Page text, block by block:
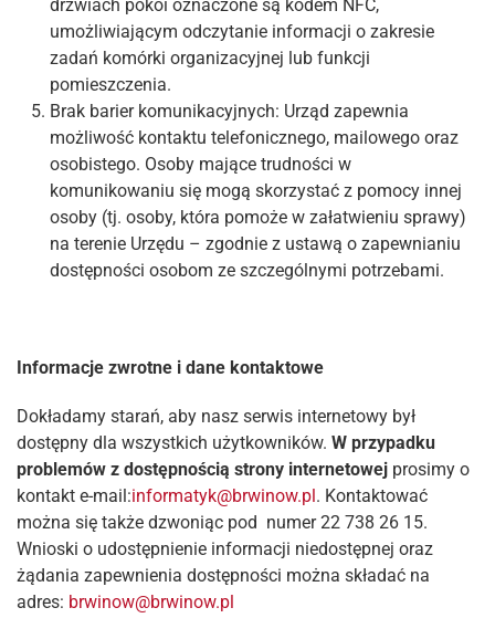
drzwiach pokoi oznaczone są kodem NFC,
umożliwiającym odczytanie informacji o zakresie
zadań komórki organizacyjnej lub funkcji
pomieszczenia.
Brak barier komunikacyjnych: Urząd zapewnia
możliwość kontaktu telefonicznego, mailowego oraz
osobistego. Osoby mające trudności w
komunikowaniu się mogą skorzystać z pomocy innej
osoby (tj. osoby, która pomoże w załatwieniu sprawy)
na terenie Urzędu – zgodnie z ustawą o zapewnianiu
dostępności osobom ze szczególnymi potrzebami.
Informacje zwrotne i dane kontaktowe
Dokładamy starań, aby nasz serwis internetowy był
dostępny dla wszystkich użytkowników. W przypadku
problemów z dostępnością strony internetowej prosimy o
kontakt e-mail:informatyk@brwinow.pl. Kontaktować
można się także dzwoniąc pod numer 22 738 26 15.
Wnioski o udostępnienie informacji niedostępnej oraz
żądania zapewnienia dostępności można składać na
adres: brwinow@brwinow.pl